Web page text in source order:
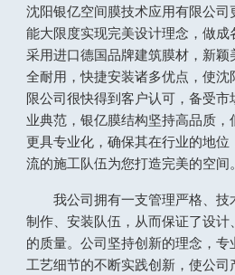
沈阳银亿空间膜技术应用有限公司
能大限度实现完美设计理念，做成
采用进口德国品牌建筑膜材，新
全耐用，快捷安装诸多优点，使
限公司很快得到客户认可，备受
业典范，银亿膜结构坚持高品质
更具专业化，确保其在行业的地
流的施工队伍为您打造完美的空间。
我公司拥有一支管理严格、技
制作、安装队伍，从而保证了设
的质量。公司坚持创新的理念，
工艺细节的不断实践创新，使公